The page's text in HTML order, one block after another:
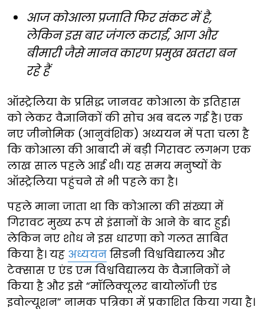
आज कोआला प्रजाति फिर संकट में है,
लेकिन इस बार जंगल कटाई, आग और
बीमारी जैसे मानव कारण प्रमुख खतरा बन
रहे हैं
ऑस्ट्रेलिया के प्रसिद्ध जानवर कोआला के इतिहास
को लेकर वैज्ञानिकों की सोच अब बदल गई है। एक
नए जीनोमिक (आनुवंशिक) अध्ययन में पता चला है
कि कोआला की आबादी में बड़ी गिरावट लगभग एक
लाख साल पहले आई थी। यह समय मनुष्यों के
ऑस्ट्रेलिया पहुंचने से भी पहले का है।
पहले माना जाता था कि कोआला की संख्या में
गिरावट मुख्य रूप से इंसानों के आने के बाद हुई।
लेकिन नए शोध ने इस धारणा को गलत साबित
किया है। यह अध्ययन सिडनी विश्वविद्यालय और
टेक्सास ए एंड एम विश्वविद्यालय के वैज्ञानिकों ने
किया है और इसे “मॉलिक्यूलर बायोलॉजी एंड
इवोल्यूशन” नामक पत्रिका में प्रकाशित किया गया है।